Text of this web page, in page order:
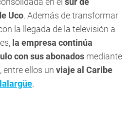
Uco. Además de transformar
la llegada de la televisión a
la empresa continúa
con sus abonados mediante
ellos un viaje al Caribe
.